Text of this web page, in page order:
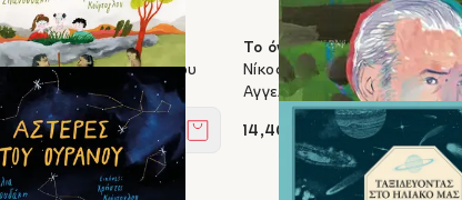
Χρήστος Κούρτογλου
Στο καλάθι
Το όνομά μου είναι... Νίκος
Νίκος Μαθιουδάκης, Μάνος
Αγγελική Μπόζου
14,40 €